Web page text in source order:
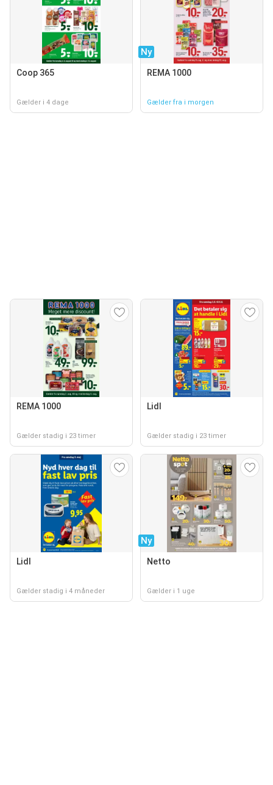
Coop 365
Gælder i 4 dage
Ny
REMA 1000
Gælder fra i morgen
REMA 1000
Gælder stadig i 23 timer
Lidl
Gælder stadig i 23 timer
Lidl
Gælder stadig i 4 måneder
Ny
Netto
Gælder i 1 uge